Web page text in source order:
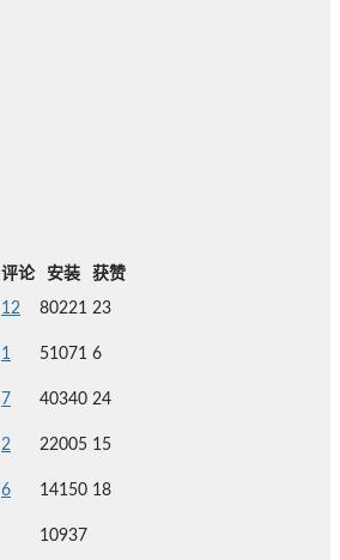
评论 安装
获赞
12 80221 23
1 51071 6
7 40340 24
2 22005 15
6 14150 18
10937